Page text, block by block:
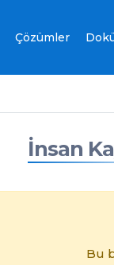
Çözümler
İnsan
Bu